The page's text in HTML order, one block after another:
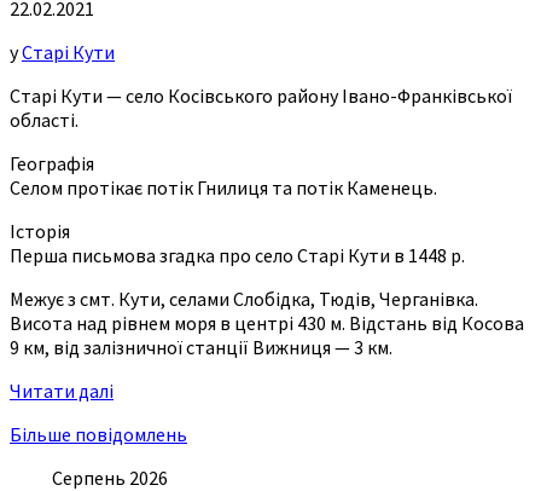
22.02.2021
уСтарі Кути
Старі Кути — село Косівського району Івано-Франківської
області.
Географія
Селом протікає потік Гнилиця та потік Каменець.
Історія
Перша письмова згадка про село Старі Кути в 1448 р.
Межує з смт. Кути, селами Слобідка, Тюдів, Черганівка.
Висота над рівнем моря в центрі 430 м. Відстань від Косова
9 км, від залізничної станції Вижниця — 3 км.
Читати далі
Більше повідомлень
Серпень 2026